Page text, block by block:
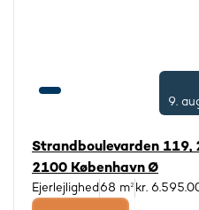
9.
Strandboulevarden 119,
2100 København Ø
Ejerlejlighed 68 m² kr.